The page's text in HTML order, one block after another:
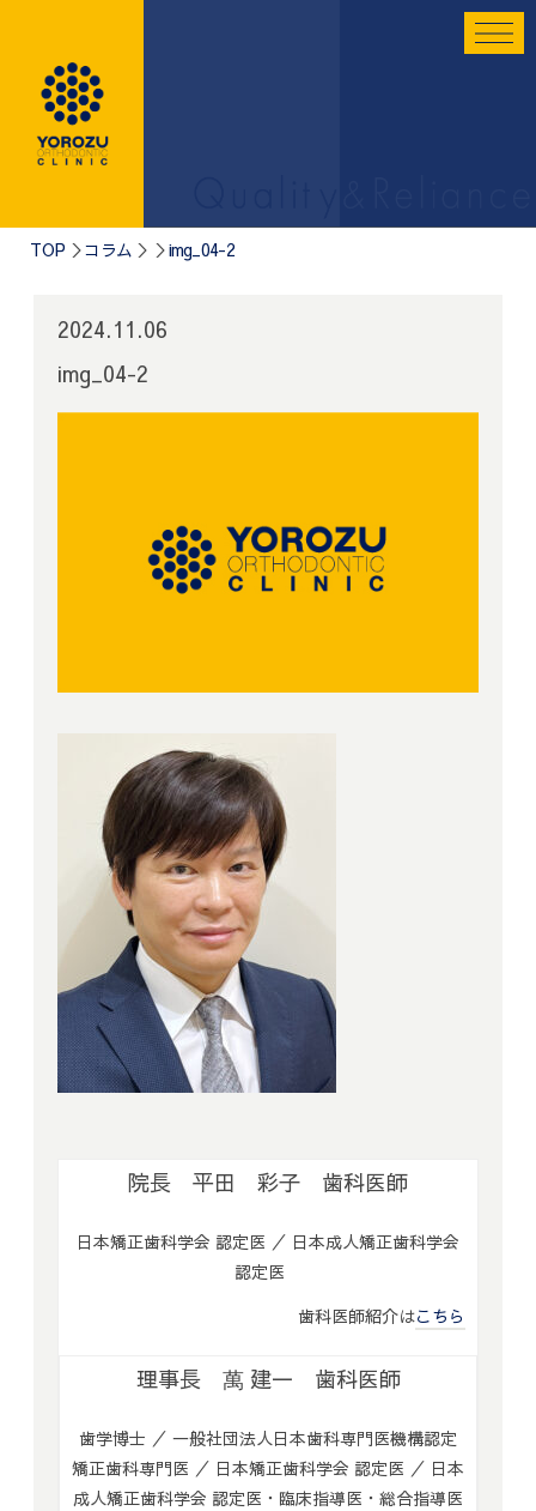
TOP コラム img_04-2
2024.11.06
img_04-2
院長 平田 彩子 歯科医師
日本矯正歯科学会 認定医 ／ 日本成人矯正歯科学会
認定医
歯科医師紹介はこちら
理事長 萬 建一 歯科医師
歯学博士 ／ 一般社団法人日本歯科専門医機構認定
矯正歯科専門医 ／ 日本矯正歯科学会 認定医 ／ 日本
成人矯正歯科学会 認定医・臨床指導医・総合指導医